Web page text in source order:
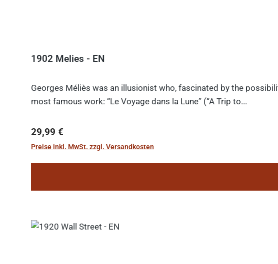
1902 Melies - EN
Georges Méliès was an illusionist who, fascinated by the
most famous work: “Le Voyage dans la Lune” (“A Trip to...
Regulärer Preis:
29,99 €
Preise inkl. MwSt. zzgl. Versandkosten